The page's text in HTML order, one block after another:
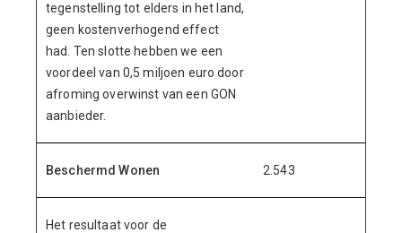
tegenstelling tot elders in het land,
geen kostenverhogend effect
had. Ten slotte hebben we een
voordeel van 0,5 miljoen euro door
afroming overwinst van een GON
aanbieder.
Beschermd Wonen 2.543
Het resultaat voor de